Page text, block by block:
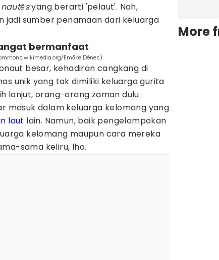
nautēsyang berarti 'pelaut'. Nah,
jadi sumber penamaan dari keluarga
bermanfaat
Emőke Dénes)
besar, kehadiran cangkang di
unik yang tak dimiliki keluarga gurita
lanjut, orang-orang zaman dulu
masuk dalam keluarga kelomang yang
laut lain. Namun, baik pengelompokan
kelomang maupun cara mereka
sama keliru, lho.
More